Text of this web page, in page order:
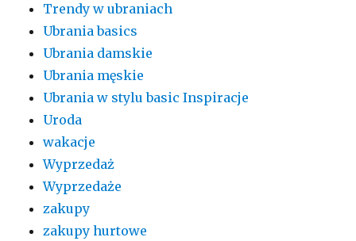
Trendy w ubraniach
Ubrania basics
Ubrania damskie
Ubrania męskie
Ubrania w stylu basic Inspiracje
Uroda
wakacje
Wyprzedaż
Wyprzedaże
zakupy
zakupy hurtowe